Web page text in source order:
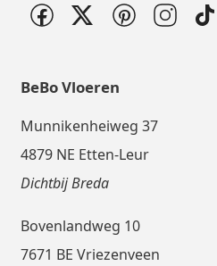
BeBo Vloeren
Munnikenheiweg 37
4879 NE Etten-Leur
Dichtbij Breda
Bovenlandweg 10
7671 BE Vriezenveen